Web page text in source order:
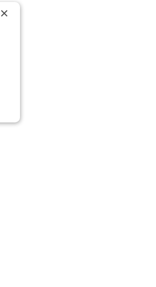
×